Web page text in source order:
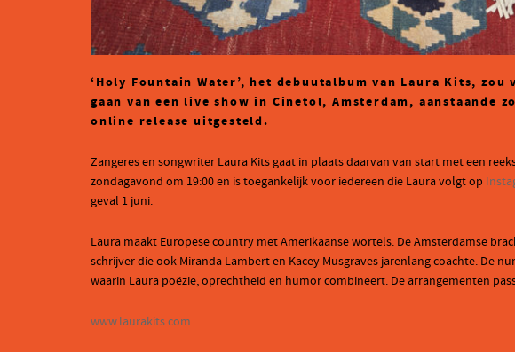
‘Holy Fountain Water’, het debuutalbum van Laura Kits,
gaan van een live show in Cinetol, Amsterdam, aanstaande
online release uitgesteld.
Zangeres en songwriter Laura Kits gaat in plaats daarvan van start met een
zondagavond om 19:00 en is toegankelijk voor iedereen die Laura volgt op
geval 1 juni.
Laura maakt Europese country met Amerikaanse wortels. De Amsterdamse
schrijver die ook Miranda Lambert en Kacey Musgraves jarenlang coachte. De
waarin Laura poëzie, oprechtheid en humor combineert. De arrangementen
www.laurakits.com